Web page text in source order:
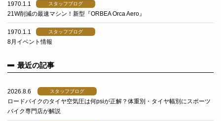
1970.1.1 スタッフブログ
21W削減の最速マシン！新型『ORBEA Orca Aero』
1970.1.1 スタッフブログ
8月イベント情報
最近の記事
2026.8.6 スタッフブログ
ロードバイクのタイヤ空気圧は何psiが正解？体重別・タイヤ幅別にスポーツ
バイク専門店が解説